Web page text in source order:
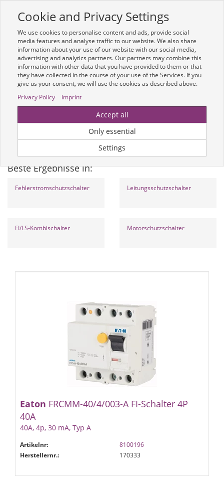
Zur mobilen Kompaktversion (Login erforderlich)
Toggle
navigation
Um weitere Artikelinformationen zu erhalten, melden Sie sich bitte am
System an.Zur Anmeldung
Beste Ergebnisse in:
Fehlerstromschutzschalter Leitungsschutzschalter
FI/LS-Kombischalter Motorschutzschalter
Eaton FRCMM-40/4/003-A FI-Schalter 4P
40A
40A, 4p, 30 mA, Typ A
Artikelnr:
8100196
Herstellernr.:
170333
Cookie and Privacy Settings
We use cookies to personalise content and ads, provide social
media features and analyse traffic to our website. We also share
information about your use of our website with our social media,
advertising and analytics partners. Our partners may combine this
information with other data that you have provided to them or that
they have collected in the course of your use of the Services. If you
give us your consent, we will use the cookies as described above.
Privacy Policy
Imprint
Accept all
Only essential
Settings